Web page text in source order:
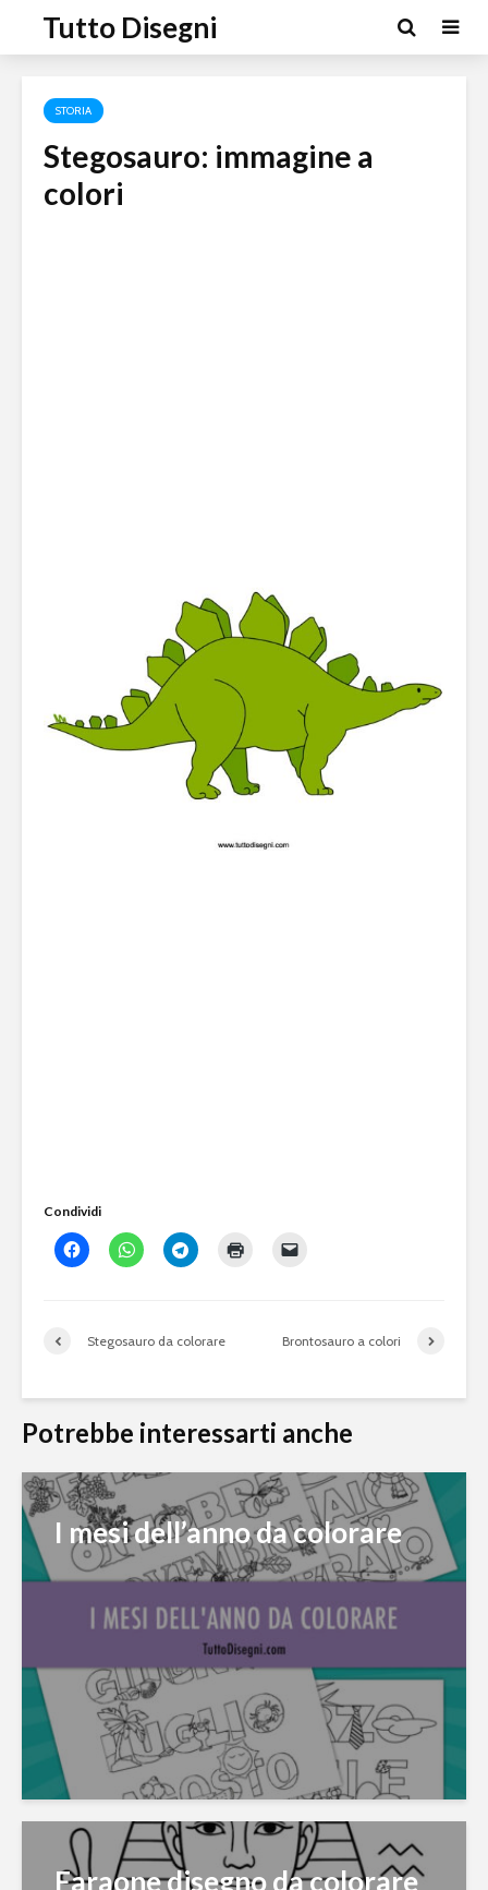
Tutto Disegni
STORIA
Stegosauro: immagine a
colori
Condividi
Stegosauro da colorare Brontosauro a colori
Potrebbe interessarti anche
I mesi dell’anno da colorare
Faraone disegno da colorare